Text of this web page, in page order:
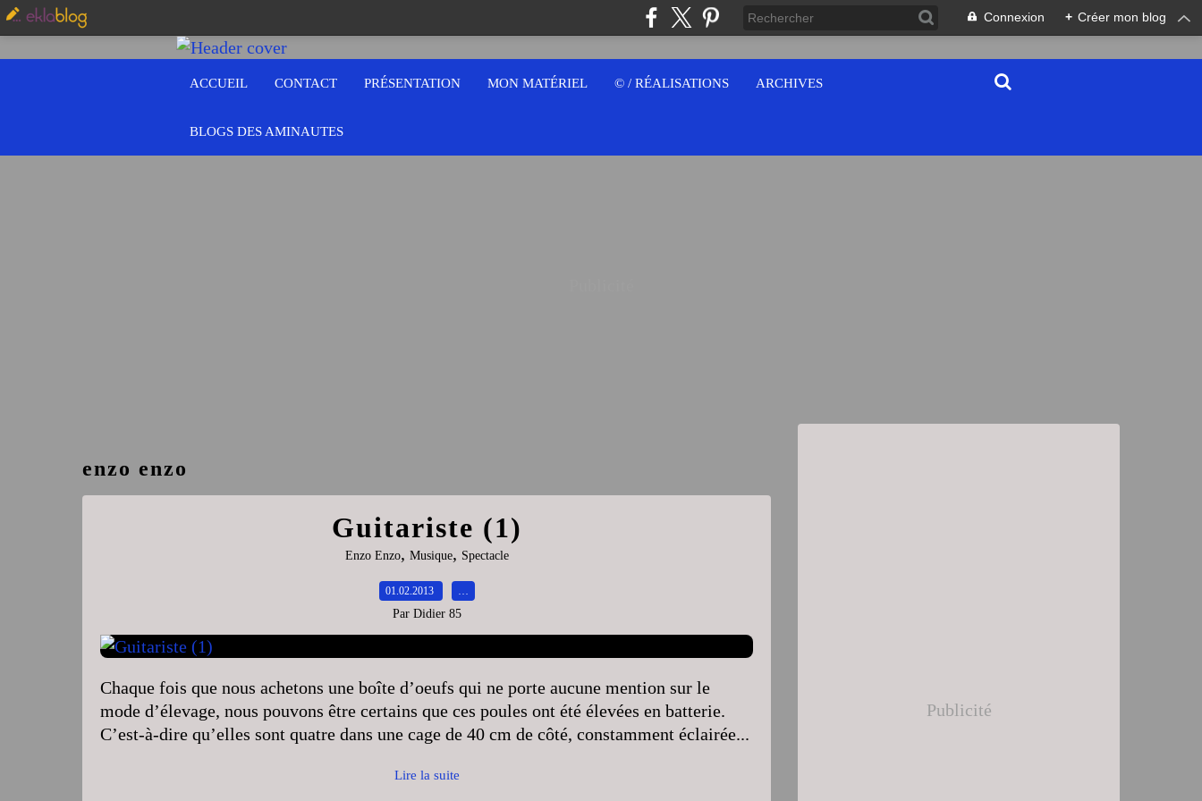
Connexion + Créer mon blog
ACCUEIL CONTACT PRÉSENTATION MON MATÉRIEL © / RÉALISATIONS ARCHIVES
BLOGS DES AMINAUTES
enzo enzo
Guitariste (1)
Enzo Enzo, Musique, Spectacle
01.02.2013 …
Par Didier 85
Chaque fois que nous achetons une boîte d’oeufs qui ne porte aucune mention sur le
mode d’élevage, nous pouvons être certains que ces poules ont été élevées en batterie.
C’est-à-dire qu’elles sont quatre dans une cage de 40 cm de côté, constamment éclairée...
Lire la suite
Publicité